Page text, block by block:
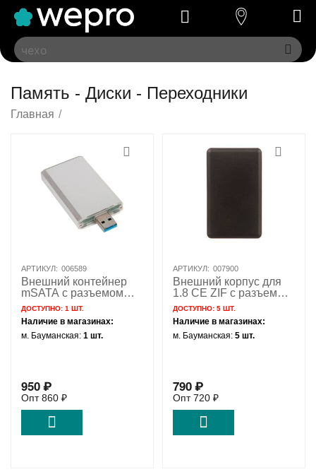
Память - Диски - Переходники
Главная /
АРТИКУЛ: 006589
Внешний контейнер
mSATA с разъемом
USB 3.1 / NFHK N-
30MU
ДОСТУПНО:1 ШТ.
Наличие в магазинах:
м. Бауманская:1 шт.
950₽
Опт860 ₽
АРТИКУЛ: 007900
Внешний корпус для
1.8 CE ZIF с разъемом
USB 3.1 / mini USB /
NFHK N-1803CE
ДОСТУПНО:5 ШТ.
Наличие в магазинах:
м. Бауманская:5 шт.
790₽
Опт720 ₽